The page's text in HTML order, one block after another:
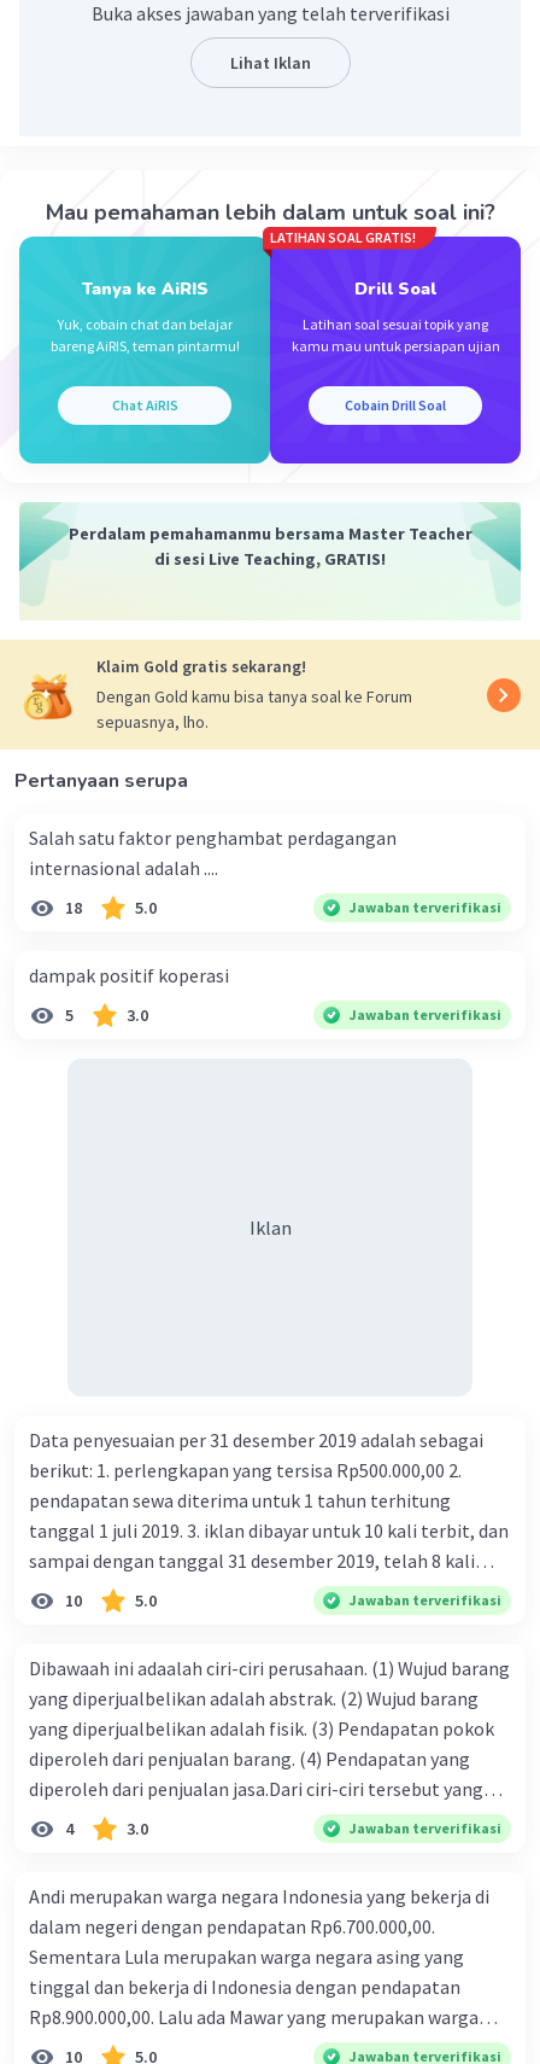
dengan cara melakukan pengorbanan tertentu,
baik dengan melakukan pembelian ataupun
memproduksinya sendiri. Contoh barang dan jasa
Jadi, jawabannya adalah air mineral, pakaian,
Buka akses jawaban yang telah terverifikasi
Lihat Iklan
Mau pemahaman lebih dalam untuk soal ini?
Tanya ke AiRIS
Yuk, cobain chat dan belajar
bareng AiRIS, teman pintarmu!
Chat AiRIS
LATIHAN SOAL GRATIS!
Drill Soal
Latihan soal sesuai topik yang
kamu mau untuk persiapan ujian
Cobain Drill Soal
Perdalam pemahamanmu bersama Master Teacher
di sesi Live Teaching, GRATIS!
Klaim Gold gratis sekarang!
Dengan Gold kamu bisa tanya soal ke Forum
sepuasnya, lho.
Pertanyaan serupa
Salah satu faktor penghambat perdagangan
internasional adalah ....
18 5.0 Jawaban terverifikasi
dampak positif koperasi
5 3.0 Jawaban terverifikasi
Iklan
Data penyesuaian per 31 desember 2019 adalah sebagai
berikut: 1. perlengkapan yang tersisa Rp500.000,00 2.
pendapatan sewa diterima untuk 1 tahun terhitung
tanggal 1 juli 2019. 3. iklan dibayar untuk 10 kali terbit, dan
sampai dengan tanggal 31 desember 2019, telah 8 kali
terbit. 4. gaji terutang untuk periode berjalan sebesar
Rp800.000,00 dari data di atas, pencatatan jurnal pembalik
10 5.0 Jawaban terverifikasi
Dibawaah ini adaalah ciri-ciri perusahaan. (1) Wujud barang
yang diperjualbelikan adalah abstrak. (2) Wujud barang
yang diperjualbelikan adalah fisik. (3) Pendapatan pokok
diperoleh dari penjualan barang. (4) Pendapatan yang
diperoleh dari penjualan jasa.Dari ciri-ciri tersebut yang
merupakan ciri dari perusahaan dagang ditunjukan pada
nomor…. a. 1 dan 3 b. 3 dan 4 c. 2 dan 3 d. 1 dan 2 e. 2 dan 4
4 3.0 Jawaban terverifikasi
Andi merupakan warga negara Indonesia yang bekerja di
dalam negeri dengan pendapatan Rp6.700.000,00.
Sementara Lula merupakan warga negara asing yang
tinggal dan bekerja di Indonesia dengan pendapatan
Rp8.900.000,00. Lalu ada Mawar yang merupakan warga
negara Indonesia yang tinggal dan bekerja di luar negeri
10 5.0 Jawaban terverifikasi